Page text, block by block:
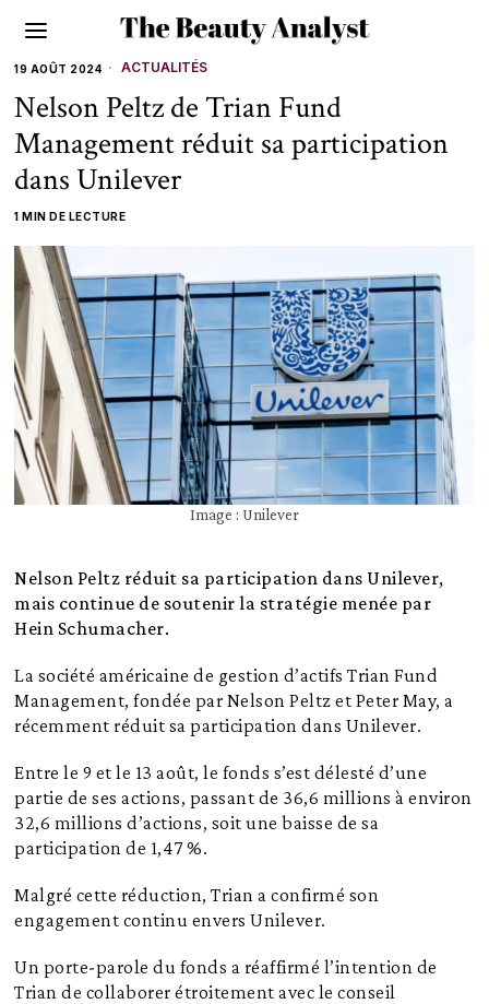
19 AOÛT 2024 ACTUALITÉS
Nelson Peltz de Trian Fund
Management réduit sa participation
dans Unilever
1 MIN DE LECTURE
Image : Unilever
Nelson Peltz réduit sa participation dans Unilever,
mais continue de soutenir la stratégie menée par
Hein Schumacher.
La société américaine de gestion d’actifs Trian Fund
Management, fondée par Nelson Peltz et Peter May, a
récemment réduit sa participation dans Unilever.
Entre le 9 et le 13 août, le fonds s’est délesté d’une
partie de ses actions, passant de 36,6 millions à environ
32,6 millions d’actions, soit une baisse de sa
participation de 1,47 %.
Malgré cette réduction, Trian a confirmé son
engagement continu envers Unilever.
Un porte-parole du fonds a réaffirmé l’intention de
Trian de collaborer étroitement avec le conseil